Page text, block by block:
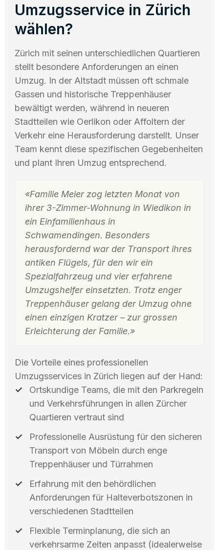
Umzugsservice in Zürich
wählen?
Zürich mit seinen unterschiedlichen Quartieren
stellt besondere Anforderungen an einen
Umzug. In der Altstadt müssen oft schmale
Gassen und historische Treppenhäuser
bewältigt werden, während in neueren
Stadtteilen wie Oerlikon oder Affoltern der
Verkehr eine Herausforderung darstellt. Unser
Team kennt diese spezifischen Gegebenheiten
und plant Ihren Umzug entsprechend.
«Familie Meier zog letzten Monat von
ihrer 3-Zimmer-Wohnung in Wiedikon in
ein Einfamilienhaus in
Schwamendingen. Besonders
herausfordernd war der Transport ihres
antiken Flügels, für den wir ein
Spezialfahrzeug und vier erfahrene
Umzugshelfer einsetzten. Trotz enger
Treppenhäuser gelang der Umzug ohne
einen einzigen Kratzer – zur grossen
Erleichterung der Familie.»
Die Vorteile eines professionellen
Umzugsservices in Zürich liegen auf der Hand:
Ortskundige Teams, die mit den Parkregeln
und Verkehrsführungen in allen Zürcher
Quartieren vertraut sind
Professionelle Ausrüstung für den sicheren
Transport von Möbeln durch enge
Treppenhäuser und Türrahmen
Erfahrung mit den behördlichen
Anforderungen für Halteverbotszonen in
verschiedenen Stadtteilen
Flexible Terminplanung, die sich an
verkehrsarme Zeiten anpasst (idealerweise